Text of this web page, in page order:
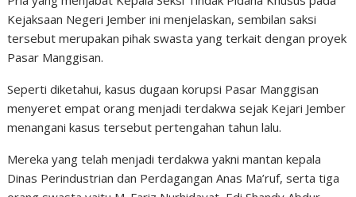
Kejaksaan Negeri Jember ini menjelaskan, sembilan saksi
tersebut merupakan pihak swasta yang terkait dengan proyek
Pasar Manggisan.
Seperti diketahui, kasus dugaan korupsi Pasar Manggisan
menyeret empat orang menjadi terdakwa sejak Kejari Jember
menangani kasus tersebut pertengahan tahun lalu.
Mereka yang telah menjadi terdakwa yakni mantan kepala
Dinas Perindustrian dan Perdagangan Anas Ma’ruf, serta tiga